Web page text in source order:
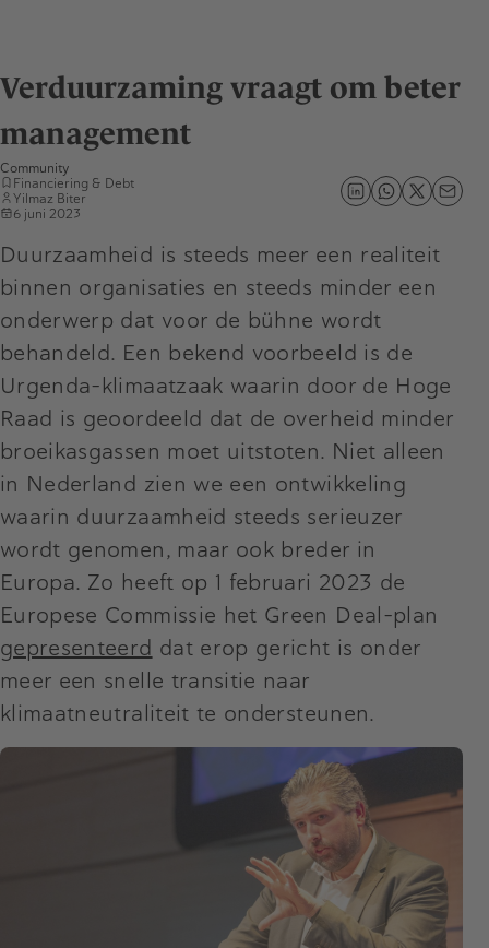
Verduurzaming vraagt om beter
management
Community
Financiering & Debt
Yilmaz Biter
6 juni 2023
Duurzaamheid is steeds meer een realiteit
binnen organisaties en steeds minder een
onderwerp dat voor de bühne wordt
behandeld. Een bekend voorbeeld is de
Urgenda-klimaatzaak waarin door de Hoge
Raad is geoordeeld dat de overheid minder
broeikasgassen moet uitstoten. Niet alleen
in Nederland zien we een ontwikkeling
waarin duurzaamheid steeds serieuzer
wordt genomen, maar ook breder in
Europa. Zo heeft op 1 februari 2023 de
Europese Commissie het Green Deal-plan
gepresenteerd dat erop gericht is onder
meer een snelle transitie naar
klimaatneutraliteit te ondersteunen.